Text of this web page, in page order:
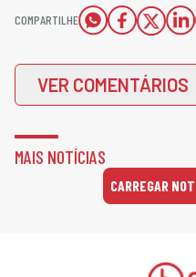
COMPARTILHE
VER COMENTÁRIOS
MAIS NOTÍCIAS
CARREGAR